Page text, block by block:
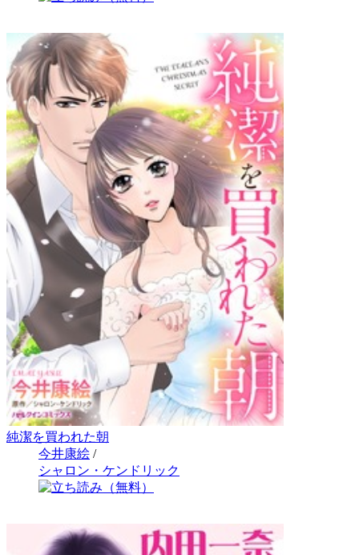
純潔を買われた朝
今井康絵 /
シャロン・ケンドリック